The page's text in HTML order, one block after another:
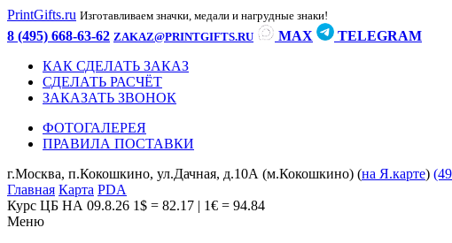
PrintGifts.ru Изготавливаем значки, медали и нагрудные знаки!
8 (495) 668-63-62 ZAKAZ@PRINTGIFTS.RU MAX
TELEGRAM
КАК СДЕЛАТЬ ЗАКАЗ
СДЕЛАТЬ РАСЧЁТ
ЗАКАЗАТЬ ЗВОНОК
ФОТОГАЛЕРЕЯ
ПРАВИЛА ПОСТАВКИ
г.Москва, п.Кокошкино, ул.Дачная, д.10А (м.Кокошкино) (на Я.карте)
Главная Карта PDA
Курс ЦБ НА 09.8.26 1$ = 82.17 | 1€ = 94.84
Меню